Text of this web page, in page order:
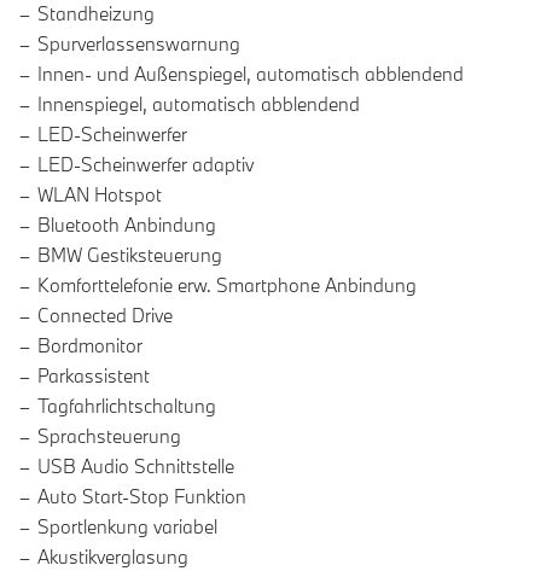
Standheizung
Spurverlassenswarnung
Innen- und Außenspiegel, automatisch abblendend
Innenspiegel, automatisch abblendend
LED-Scheinwerfer
LED-Scheinwerfer adaptiv
WLAN Hotspot
Bluetooth Anbindung
BMW Gestiksteuerung
Komforttelefonie erw. Smartphone Anbindung
Connected Drive
Bordmonitor
Parkassistent
Tagfahrlichtschaltung
Sprachsteuerung
USB Audio Schnittstelle
Auto Start-Stop Funktion
Sportlenkung variabel
Akustikverglasung